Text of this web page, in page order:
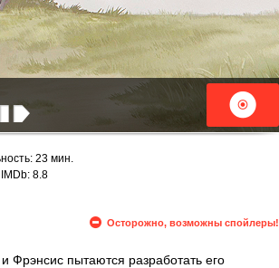
23 мин.
IMDb: 8.8
Осторожно, возможны спойлеры!
пытаются разработать его